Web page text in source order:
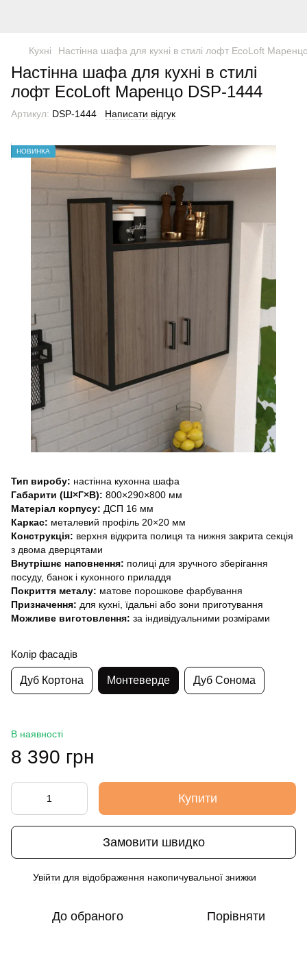
Кухні Настінна шафа для кухні в стилі лофт EcoLoft
Настінна шафа для кухні в стилі
лофт EcoLoft Маренцо DSP-1444
Артикул: DSP-1444 Написати відгук
НОВИНКА
Тип виробу: настінна кухонна шафа
Габарити (Ш×Г×В): 800×290×800 мм
Матеріал корпусу: ДСП 16 мм
Каркас: металевий профіль 20×20 мм
Конструкція: верхня відкрита полиця та нижня закрита секція
з двома дверцятами
Внутрішнє наповнення: полиці для зручного зберігання
посуду, банок і кухонного приладдя
Покриття металу: матове порошкове фарбування
Призначення: для кухні, їдальні або зони приготування
Можливе виготовлення: за індивідуальними розмірами
Колір фасадів
Дуб Кортона Монтеверде Дуб Сонома
В наявності
8 390 грн
Купити
Замовити швидко
Увійти для відображення накопичувальної знижки
До обраного Порівняти